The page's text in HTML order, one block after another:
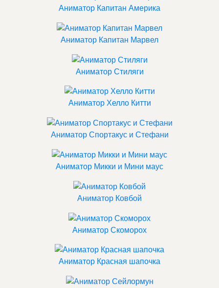
Аниматор Капитан Америка
Аниматор Капитан Марвел
Аниматор Стиляги
Аниматор Хелло Китти
Аниматор Спортакус и Стефани
Аниматор Микки и Мини маус
Аниматор Ковбой
Аниматор Скоморох
Аниматор Красная шапочка